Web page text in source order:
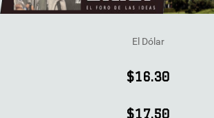
El Dólar
$16.30
$17.50